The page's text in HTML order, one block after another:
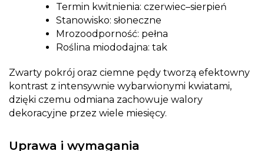
Termin kwitnienia: czerwiec–sierpień
Stanowisko: słoneczne
Mrozoodporność: pełna
Roślina miododajna: tak
Zwarty pokrój oraz ciemne pędy tworzą efektowny
kontrast z intensywnie wybarwionymi kwiatami,
dzięki czemu odmiana zachowuje walory
dekoracyjne przez wiele miesięcy.
Uprawa i wymagania